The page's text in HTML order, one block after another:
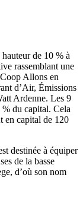
de 10 % à
rassemblant une
Allons en
d’Air, Émissions
Ardenne. Les 9
du capital. Cela
en capital de 120
destinée à équiper
de la basse
d’où son nom